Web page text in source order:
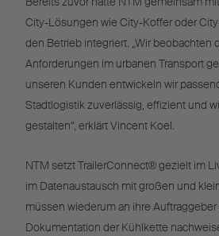
City-Lösungen wie City-Koffer oder
den Betrieb integriert. „Wir beobachten
Anforderungen im urbanen Transport
unseren Kunden entwickeln wir
Stadtlogistik zuverlässig, effizient und
gestalten“, erklärt Vincent Koel.
NTM setzt TrailerConnect® gezielt im
im Datenaustausch mit großen und
müssen wiederum an ihre
Dokumentation der Kühlkette